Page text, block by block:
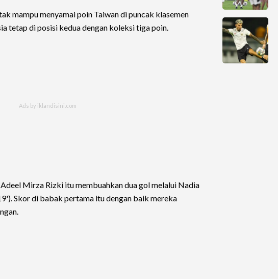
mampu menyamai poin Taiwan di puncak klasemen
tetap di posisi kedua dengan koleksi tiga poin.
Mirza Rizki itu membuahkan dua gol melalui Nadia
Skor di babak pertama itu dengan baik mereka